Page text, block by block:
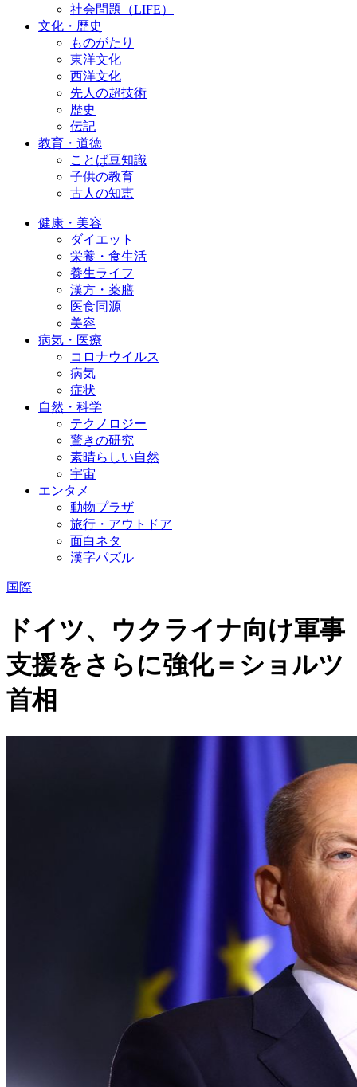
社会問題（LIFE）
文化・歴史
ものがたり
東洋文化
西洋文化
先人の超技術
歴史
伝記
教育・道徳
ことば豆知識
子供の教育
古人の知恵
健康・美容
ダイエット
栄養・食生活
養生ライフ
漢方・薬膳
医食同源
美容
病気・医療
コロナウイルス
病気
症状
自然・科学
テクノロジー
驚きの研究
素晴らしい自然
宇宙
エンタメ
動物プラザ
旅行・アウトドア
面白ネタ
漢字パズル
国際
ドイツ、ウクライナ向け軍事
支援をさらに強化＝ショルツ
首相